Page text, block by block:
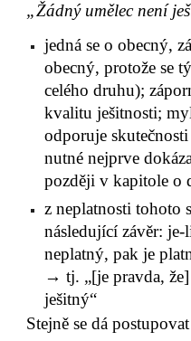
„Žádný umělec není
jedná se o obecný,
obecný, protože se
celého druhu);
kvalitu ješitnosti;
odporuje
nutné nejprve
později v kapitole o
z neplatnosti tohoto
následující závěr:
neplatný, pak je
→ tj. „[je pravda,
ješitný“
Stejně se dá